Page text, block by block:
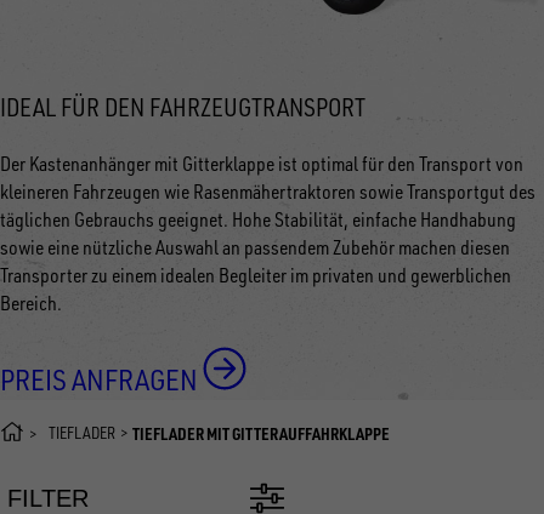
IDEAL FÜR DEN FAHRZEUGTRANSPORT
Der Kastenanhänger mit Gitterklappe ist optimal für den Transport von
kleineren Fahrzeugen wie Rasenmähertraktoren sowie Transportgut des
täglichen Gebrauchs geeignet. Hohe Stabilität, einfache Handhabung
sowie eine nützliche Auswahl an passendem Zubehör machen diesen
Transporter zu einem idealen Begleiter im privaten und gewerblichen
Bereich.
PREIS ANFRAGEN
TIEFLADER TIEFLADER MIT GITTERAUFFAHRKLAPPE
FILTER